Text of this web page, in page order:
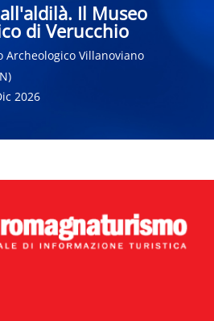
Il Museo
di Verucchio
Archeologico Villanoviano
2026